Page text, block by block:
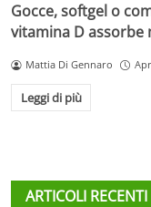
Gocce, softgel o
vitamina D assorbe
Mattia Di Gennaro
Leggi di più
ARTICOLI RECENTI